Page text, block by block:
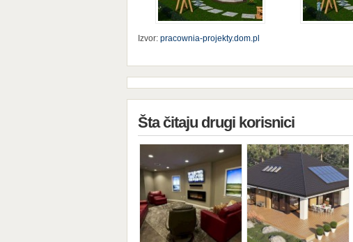
Izvor: pracownia-projekty.dom.pl
Šta čitaju drugi korisnici